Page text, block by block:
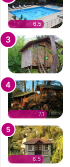
6.5
7.1
6.5